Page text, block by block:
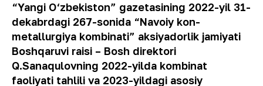
“Yangi O‘zbekiston” gazetasining 2022-yil 31-
dekabrdagi 267-sonida “Navoiy kon-
metallurgiya kombinati” aksiyadorlik jamiyati
Boshqaruvi raisi – Bosh direktori
Q.Sanaqulovning 2022-yilda kombinat
faoliyati tahlili va 2023-yildagi asosiy